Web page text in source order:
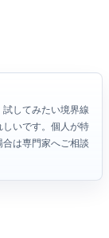
してみたい境界線
いです。個人が特
は専門家へご相談